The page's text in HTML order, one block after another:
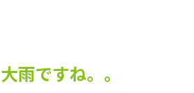
大雨ですね。。